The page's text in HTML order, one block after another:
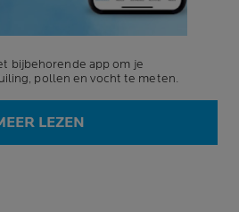
bijbehorende app om je
pollen en vocht te meten.
LEZEN